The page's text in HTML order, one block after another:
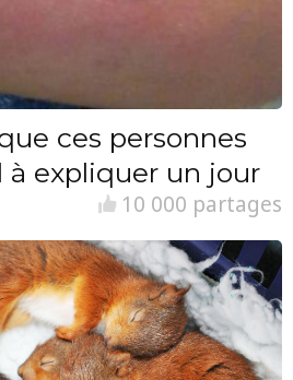
ces personnes
expliquer un jour
10 000 partages